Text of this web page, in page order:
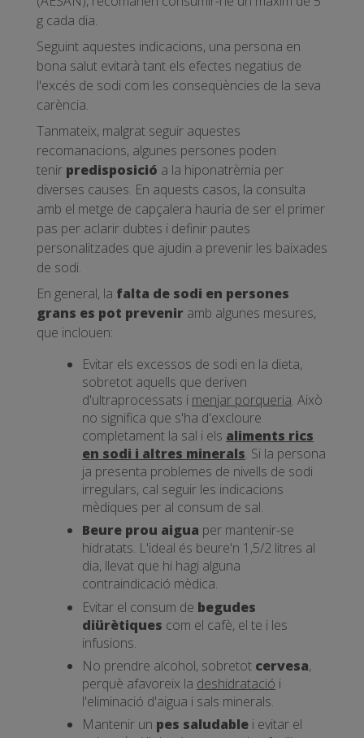
g cada dia.
Seguint aquestes indicacions, una persona en
bona salut evitarà tant els efectes negatius de
l'excés de sodi com les conseqüències de la seva
carència.
Tanmateix, malgrat seguir aquestes
recomanacions, algunes persones poden
tenir predisposició a la hiponatrèmia per
diverses causes. En aquests casos, la consulta
amb el metge de capçalera hauria de ser el primer
pas per aclarir dubtes i definir pautes
personalitzades que ajudin a prevenir les baixades
de sodi.
En general, la falta de sodi en persones
grans es pot prevenir amb algunes mesures,
que inclouen:
Evitar els excessos de sodi en la dieta,
sobretot aquells que deriven
d'ultraprocessats i menjar porqueria. Això
no significa que s'ha d'excloure
completament la sal i els aliments rics
en sodi i altres minerals. Si la persona
ja presenta problemes de nivells de sodi
irregulars, cal seguir les indicacions
mèdiques per al consum de sal.
Beure prou aigua per mantenir-se
hidratats. L'ideal és beure'n 1,5/2 litres al
dia, llevat que hi hagi alguna
contraindicació mèdica.
Evitar el consum de begudes
diürètiques com el cafè, el te i les
infusions.
No prendre alcohol, sobretot cervesa,
perquè afavoreix la deshidratació i
l'eliminació d'aigua i sals minerals.
Mantenir un pes saludable i evitar el